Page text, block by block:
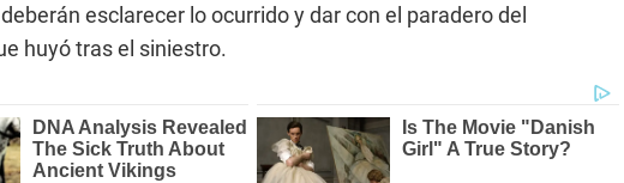
esclarecer lo ocurrido y dar con el paradero del
huyó tras el siniestro.